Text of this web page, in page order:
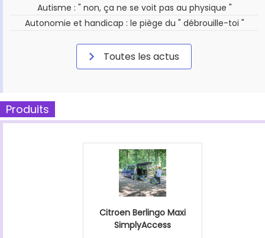
Autisme : " non, ça ne se voit pas au physique "
Autonomie et handicap : le piège du " débrouille-toi "
Toutes les actus
Produits
Citroen Berlingo Maxi
SimplyAccess